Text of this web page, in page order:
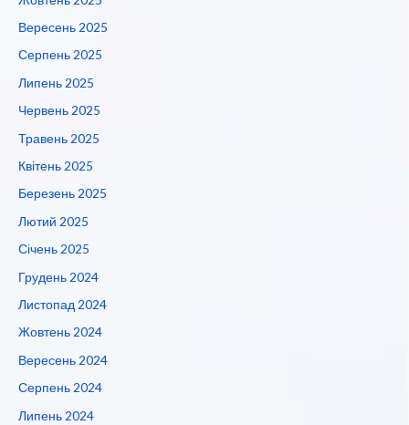
Вересень 2025
Серпень 2025
Липень 2025
Червень 2025
Травень 2025
Квітень 2025
Березень 2025
Лютий 2025
Січень 2025
Грудень 2024
Листопад 2024
Жовтень 2024
Вересень 2024
Серпень 2024
Липень 2024